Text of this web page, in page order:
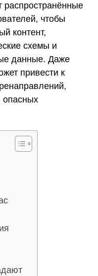
распространённые
чтобы
контент,
схемы и
данные. Даже
привести к
опасных